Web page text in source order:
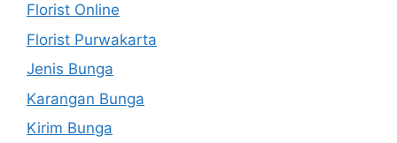
Florist Online
Florist Purwakarta
Jenis Bunga
Karangan Bunga
Kirim Bunga